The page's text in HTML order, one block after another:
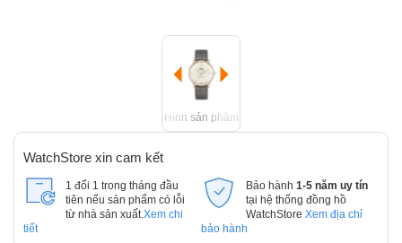
Hình sản phẩm
WatchStore xin cam kết
1 đổi 1 trong tháng đầu
tiên nếu sản phẩm có lỗi
từ nhà sản xuất. Xem chi
tiết
Bảo hành 1-5 năm uy tín
tại hệ thống đồng hồ
WatchStore Xem địa chỉ
bảo hành